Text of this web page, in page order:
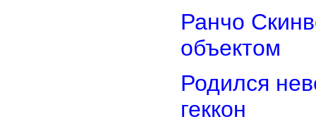
Ранчо
объектом
Родился
геккон